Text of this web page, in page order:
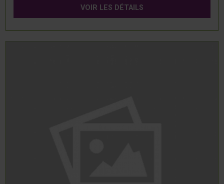
VOIR LES DÉTAILS